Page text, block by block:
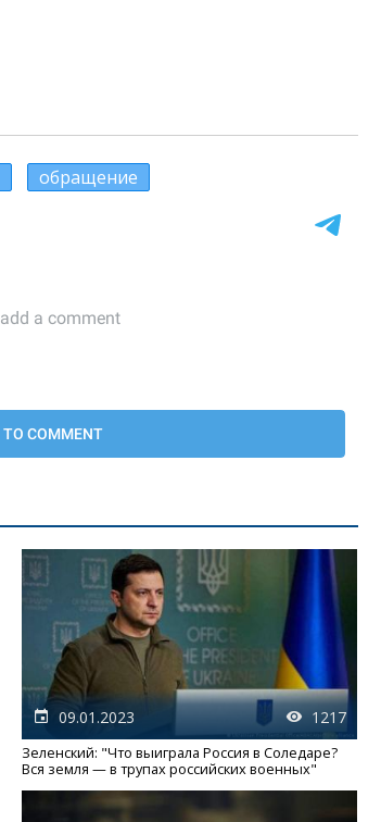
обращение
09.01.2023 1217
Зеленский: "Что выиграла Россия в Соледаре?
Вся земля — в трупах российских военных"